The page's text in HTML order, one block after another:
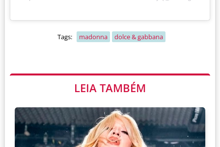
Tags: madonna dolce & gabbana
LEIA TAMBÉM